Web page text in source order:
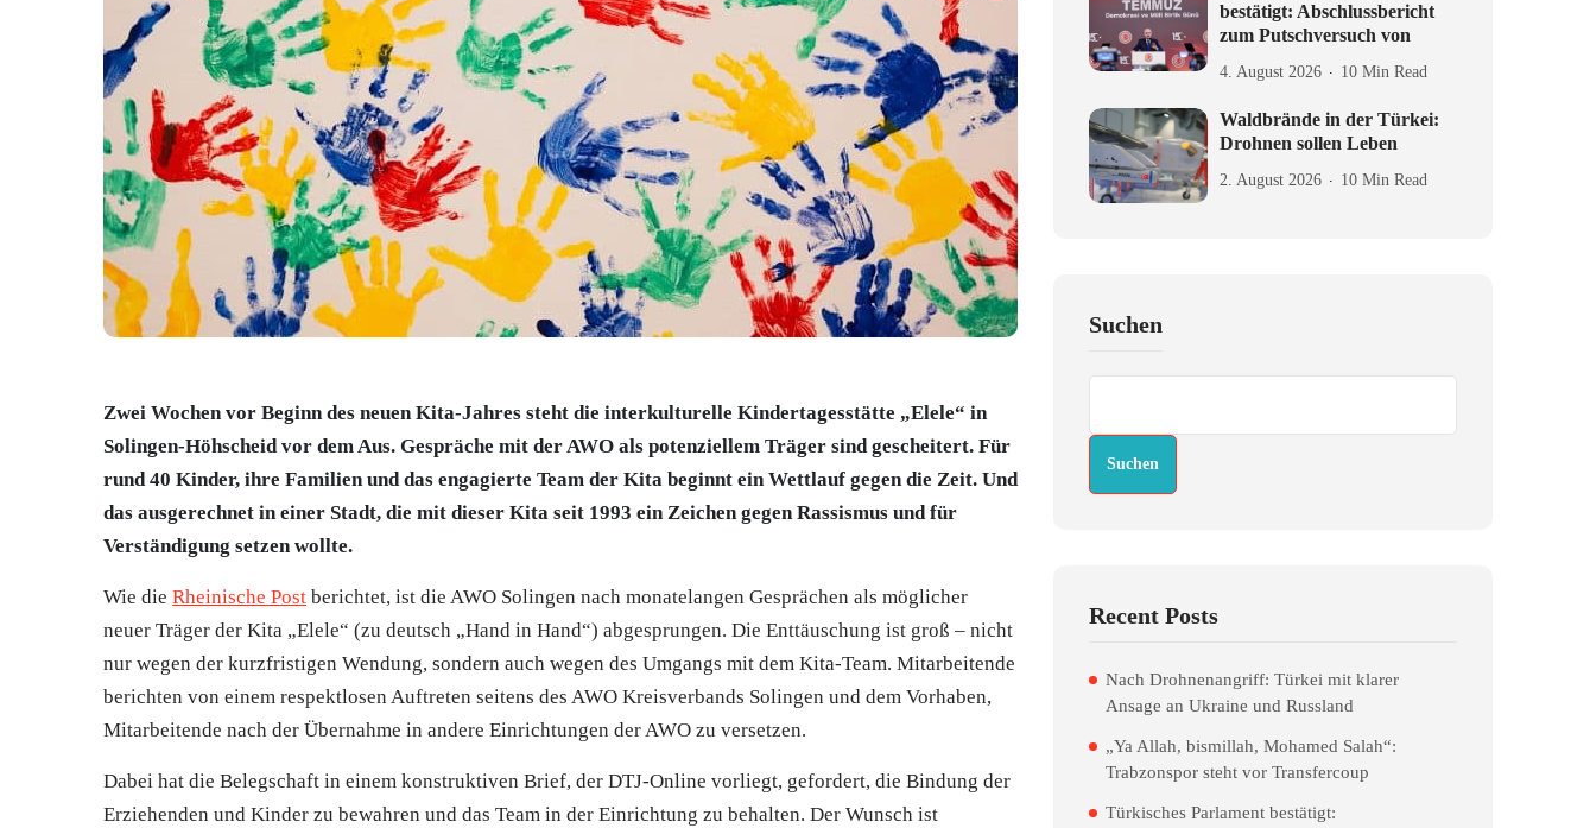
Zwei Wochen vor Beginn des neuen Kita-Jahres steht die interkulturelle Kindertagesstätte „Elele“ in
Solingen-Höhscheid vor dem Aus. Gespräche mit der AWO als potenziellem Träger sind gescheitert. Für
rund 40 Kinder, ihre Familien und das engagierte Team der Kita beginnt ein Wettlauf gegen die Zeit. Und
das ausgerechnet in einer Stadt, die mit dieser Kita seit 1993 ein Zeichen gegen Rassismus und für
Verständigung setzen wollte.
Wie die Rheinische Post berichtet, ist die AWO Solingen nach monatelangen Gesprächen als möglicher
neuer Träger der Kita „Elele“ (zu deutsch „Hand in Hand“) abgesprungen. Die Enttäuschung ist groß – nicht
nur wegen der kurzfristigen Wendung, sondern auch wegen des Umgangs mit dem Kita-Team. Mitarbeitende
berichten von einem respektlosen Auftreten seitens des AWO Kreisverbands Solingen und dem Vorhaben,
Mitarbeitende nach der Übernahme in andere Einrichtungen der AWO zu versetzen.
Dabei hat die Belegschaft in einem konstruktiven Brief, der DTJ-Online vorliegt, gefordert, die Bindung der
Erziehenden und Kinder zu bewahren und das Team in der Einrichtung zu behalten. Der Wunsch ist
bestätigt: Abschlussbericht
zum Putschversuch von
4. August 2026 10 Min Read
Waldbrände in der Türkei:
Drohnen sollen Leben
2. August 2026 10 Min Read
Suchen
Suchen
Recent Posts
Nach Drohnenangriff: Türkei mit klarer
Ansage an Ukraine und Russland
„Ya Allah, bismillah, Mohamed Salah“:
Trabzonspor steht vor Transfercoup
Türkisches Parlament bestätigt: